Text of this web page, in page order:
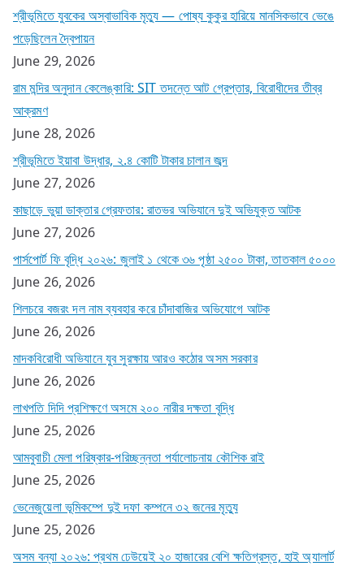
শ্রীভূমিতে যুবকের অস্বাভাবিক মৃত্যু — পোষ্য কুকুর হারিয়ে মানসিকভাবে ভেঙে
পড়েছিলেন দ্বৈপায়ন
June 29, 2026
রাম মন্দির অনুদান কেলেঙ্কারি: SIT তদন্তে আট গ্রেপ্তার, বিরোধীদের তীব্র
আক্রমণ
June 28, 2026
শ্রীভূমিতে ইয়াবা উদ্ধার, ২.৪ কোটি টাকার চালান জব্দ
June 27, 2026
কাছাড়ে ভুয়া ডাক্তার গ্রেফতার: রাতভর অভিযানে দুই অভিযুক্ত আটক
June 27, 2026
পার্সপোর্ট ফি বৃদ্ধি ২০২৬: জুলাই ১ থেকে ৩৬ পৃষ্ঠা ২৫০০ টাকা, তাতকাল ৫০০০
June 26, 2026
শিলচরে বজরং দল নাম ব্যবহার করে চাঁদাবাজির অভিযোগে আটক
June 26, 2026
মাদকবিরোধী অভিযানে যুব সুরক্ষায় আরও কঠোর অসম সরকার
June 26, 2026
লাখপতি দিদি প্রশিক্ষণে অসমে ২০০ নারীর দক্ষতা বৃদ্ধি
June 25, 2026
আমবুবাচী মেলা পরিষ্কার-পরিচ্ছন্নতা পর্যালোচনায় কৌশিক রাই
June 25, 2026
ভেনেজুয়েলা ভূমিকম্পে দুই দফা কম্পনে ৩২ জনের মৃত্যু
June 25, 2026
অসম বন্যা ২০২৬: প্রথম ঢেউয়েই ২০ হাজারের বেশি ক্ষতিগ্রস্ত, হাই অ্যালার্ট